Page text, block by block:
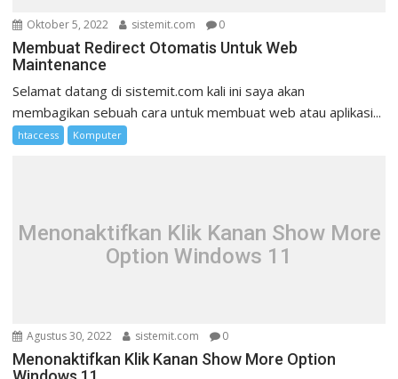
Oktober 5, 2022 sistemit.com 0
Membuat Redirect Otomatis Untuk Web
Maintenance
Selamat datang di sistemit.com kali ini saya akan
membagikan sebuah cara untuk membuat web atau aplikasi...
htaccess Komputer
Menonaktifkan Klik Kanan Show More
Option Windows 11
Agustus 30, 2022 sistemit.com 0
Menonaktifkan Klik Kanan Show More Option